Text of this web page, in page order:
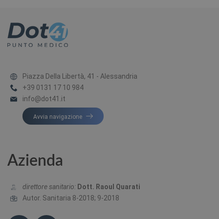
Piazza Della Libertà, 41 - Alessandria
+39 0131 17 10 984
info@dot41.it
Avvia navigazione
Azienda
direttore sanitario: Dott. Raoul Quarati
Autor. Sanitaria 8-2018; 9-2018